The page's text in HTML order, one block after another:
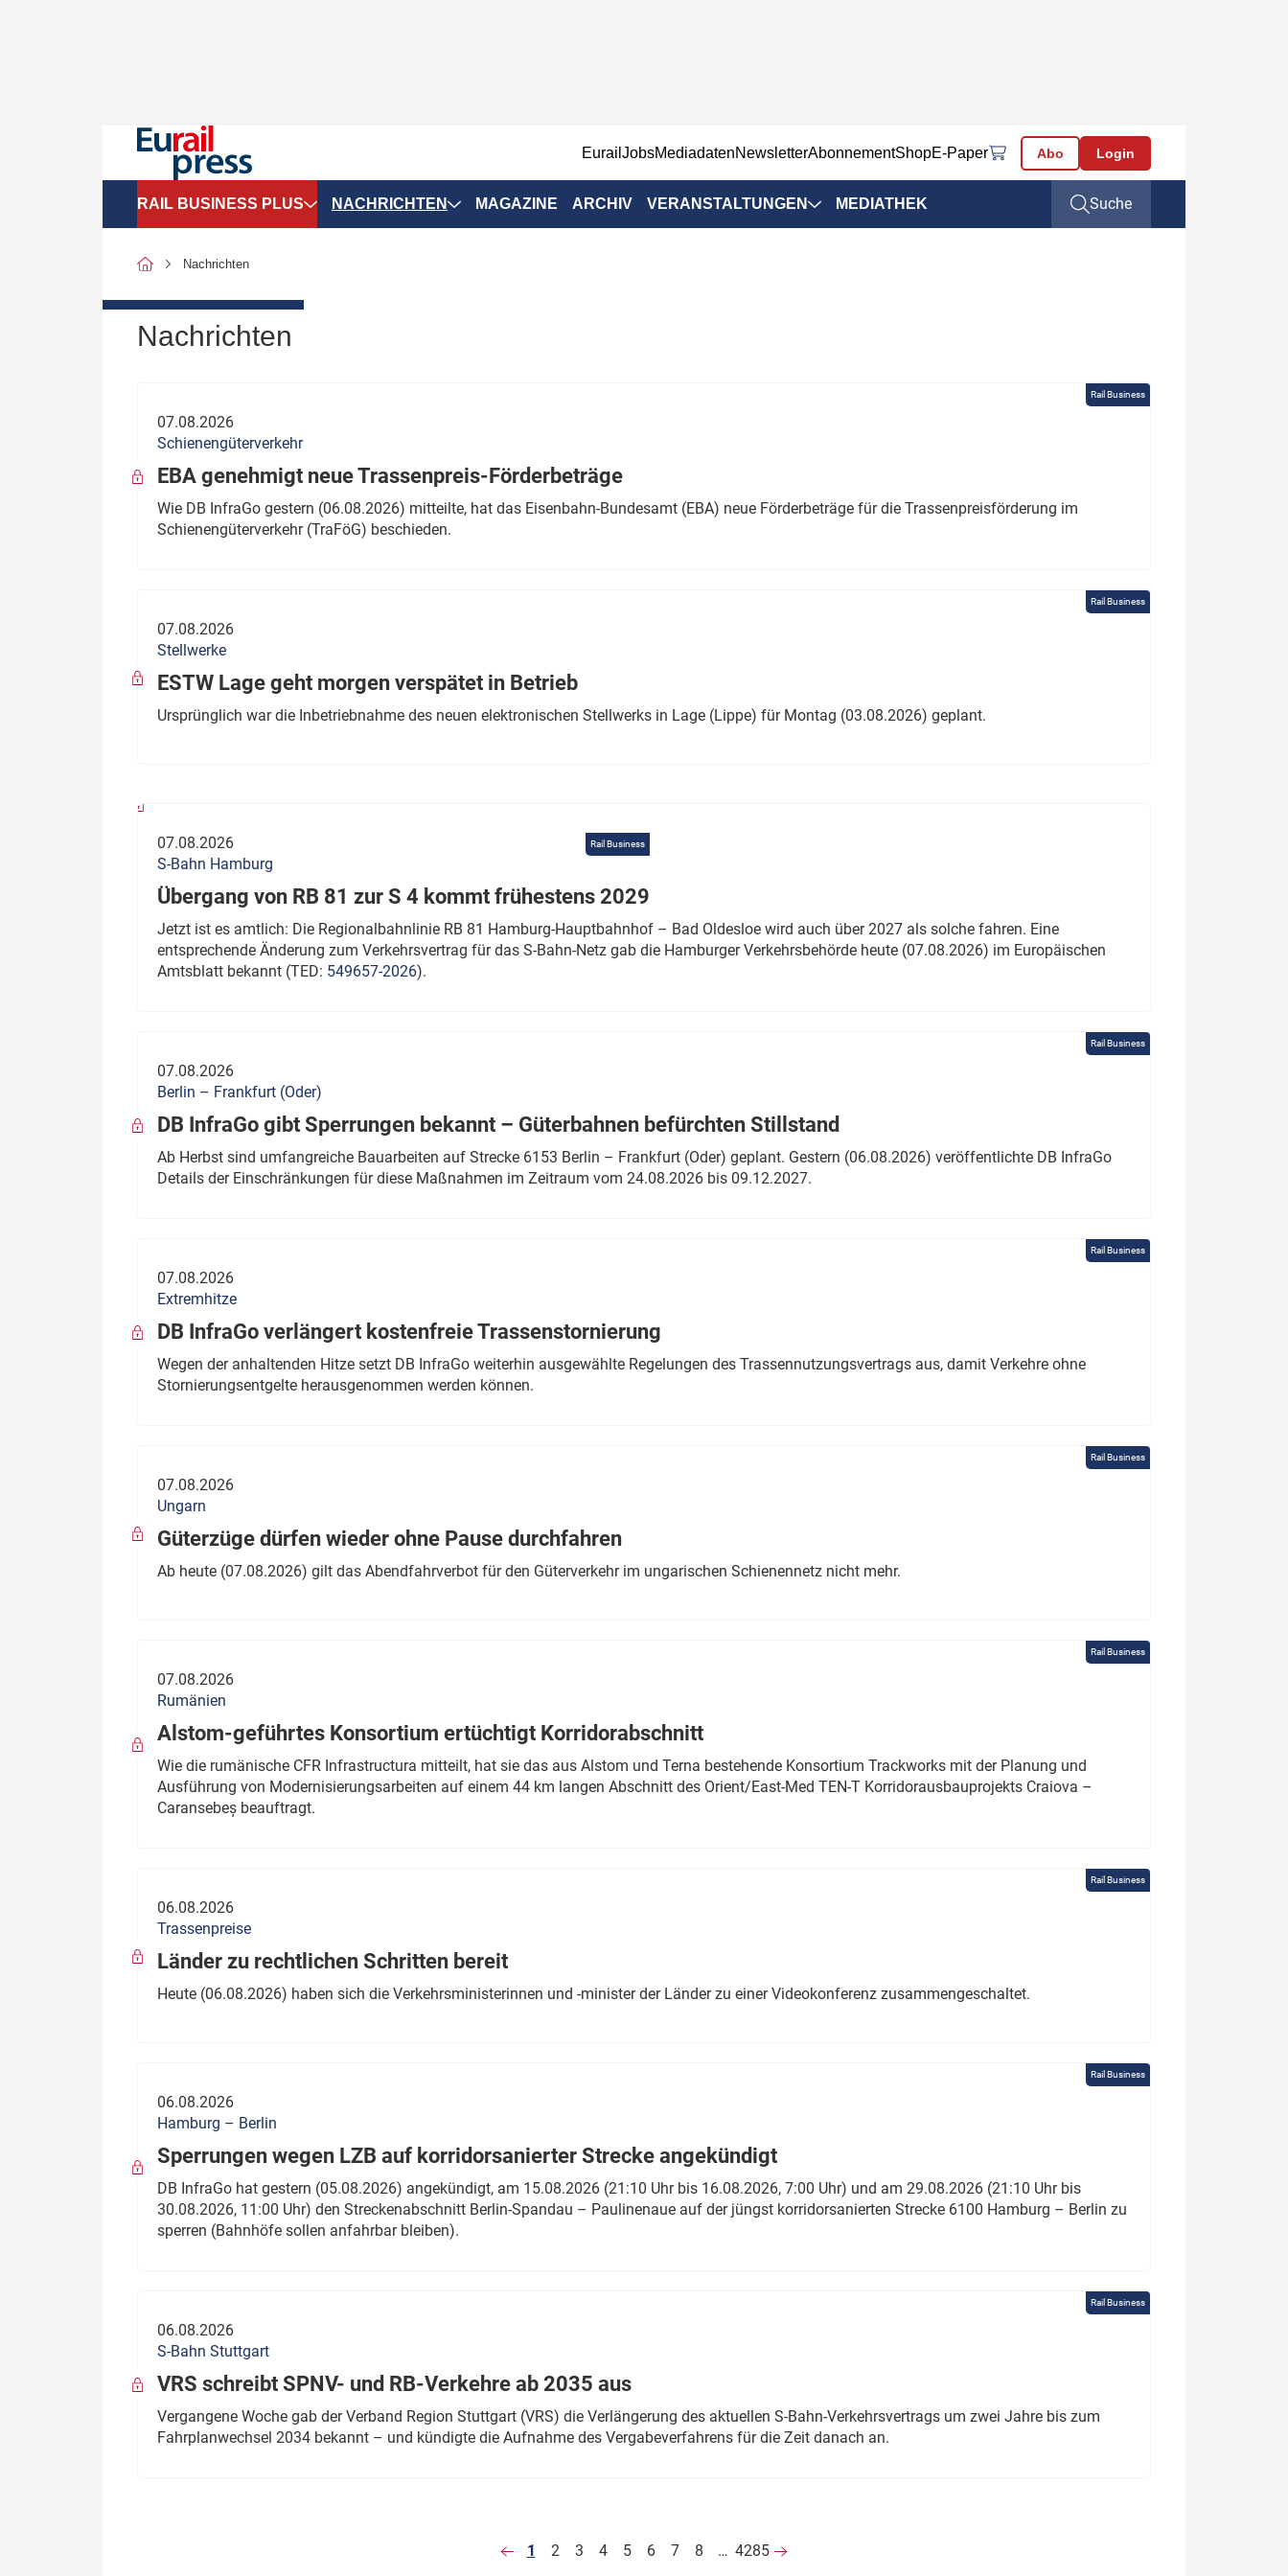
EurailJobsMediadatenNewsletterAbonnementShopE-Paper Abo Login
RAIL BUSINESS PLUS
SPNV-Marktdaten
Politik
Verbände: Wer spricht für
wen?
Thema des Monats
Dossier: Generalsanierung
Dossier: ETCS
NACHRICHTEN
Infrastruktur & Ausrüstung
ÖPNV
MAGAZINE ARCHIV VERANSTALTUNGEN MEDIATHEK Suche
Nachrichten
Nachrichten
Rail Business
07.08.2026
Schienengüterverkehr
EBA genehmigt neue Trassenpreis-Förderbeträge
Wie DB InfraGo gestern (06.08.2026) mitteilte, hat das Eisenbahn-Bundesamt (EBA) neue Förderbeträge für die Trassenpreisförderung im
Schienengüterverkehr (TraFöG) beschieden.
Rail Business
07.08.2026
Stellwerke
ESTW Lage geht morgen verspätet in Betrieb
Ursprünglich war die Inbetriebnahme des neuen elektronischen Stellwerks in Lage (Lippe) für Montag (03.08.2026) geplant.
Rail Business
07.08.2026
S-Bahn Hamburg
Übergang von RB 81 zur S 4 kommt frühestens 2029
Jetzt ist es amtlich: Die Regionalbahnlinie RB 81 Hamburg-Hauptbahnhof – Bad Oldesloe wird auch über 2027 als solche fahren. Eine
entsprechende Änderung zum Verkehrsvertrag für das S-Bahn-Netz gab die Hamburger Verkehrsbehörde heute (07.08.2026) im Europäischen
Amtsblatt bekannt (TED: 549657-2026).
Rail Business
07.08.2026
Berlin – Frankfurt (Oder)
DB InfraGo gibt Sperrungen bekannt – Güterbahnen befürchten Stillstand
Ab Herbst sind umfangreiche Bauarbeiten auf Strecke 6153 Berlin – Frankfurt (Oder) geplant. Gestern (06.08.2026) veröffentlichte DB InfraGo
Details der Einschränkungen für diese Maßnahmen im Zeitraum vom 24.08.2026 bis 09.12.2027.
Rail Business
07.08.2026
Extremhitze
DB InfraGo verlängert kostenfreie Trassenstornierung
Wegen der anhaltenden Hitze setzt DB InfraGo weiterhin ausgewählte Regelungen des Trassennutzungsvertrags aus, damit Verkehre ohne
Stornierungsentgelte herausgenommen werden können.
Rail Business
07.08.2026
Ungarn
Güterzüge dürfen wieder ohne Pause durchfahren
Ab heute (07.08.2026) gilt das Abendfahrverbot für den Güterverkehr im ungarischen Schienennetz nicht mehr.
Rail Business
07.08.2026
Rumänien
Alstom-geführtes Konsortium ertüchtigt Korridorabschnitt
Wie die rumänische CFR Infrastructura mitteilt, hat sie das aus Alstom und Terna bestehende Konsortium Trackworks mit der Planung und
Ausführung von Modernisierungsarbeiten auf einem 44 km langen Abschnitt des Orient/East-Med TEN-T Korridorausbauprojekts Craiova –
Caransebeș beauftragt.
Rail Business
06.08.2026
Trassenpreise
Länder zu rechtlichen Schritten bereit
Heute (06.08.2026) haben sich die Verkehrsministerinnen und -minister der Länder zu einer Videokonferenz zusammengeschaltet.
Rail Business
06.08.2026
Hamburg – Berlin
Sperrungen wegen LZB auf korridorsanierter Strecke angekündigt
DB InfraGo hat gestern (05.08.2026) angekündigt, am 15.08.2026 (21:10 Uhr bis 16.08.2026, 7:00 Uhr) und am 29.08.2026 (21:10 Uhr bis
30.08.2026, 11:00 Uhr) den Streckenabschnitt Berlin-Spandau – Paulinenaue auf der jüngst korridorsanierten Strecke 6100 Hamburg – Berlin zu
sperren (Bahnhöfe sollen anfahrbar bleiben).
Rail Business
06.08.2026
S-Bahn Stuttgart
VRS schreibt SPNV- und RB-Verkehre ab 2035 aus
Vergangene Woche gab der Verband Region Stuttgart (VRS) die Verlängerung des aktuellen S-Bahn-Verkehrsvertrags um zwei Jahre bis zum
Fahrplanwechsel 2034 bekannt – und kündigte die Aufnahme des Vergabeverfahrens für die Zeit danach an.
1 2 3 4 5 6 7 8 … 4285